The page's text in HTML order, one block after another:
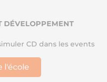
DÉVELOPPEMENT
CD dans les events
l'école